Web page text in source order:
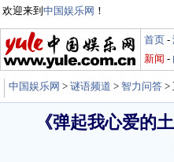
欢迎来到 中国娱乐网 ！
首页 -
新闻 -
中国娱乐网 > 谜语频道 > 智力问答 >
《弹起我心爱的